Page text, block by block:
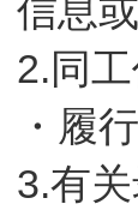
信息
2.同
・履
3.有